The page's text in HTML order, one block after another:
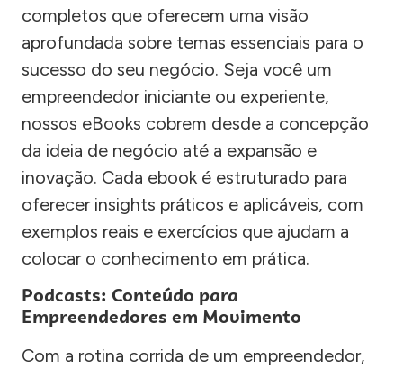
completos que oferecem uma visão
aprofundada sobre temas essenciais para o
sucesso do seu negócio. Seja você um
empreendedor iniciante ou experiente,
nossos eBooks cobrem desde a concepção
da ideia de negócio até a expansão e
inovação. Cada ebook é estruturado para
oferecer insights práticos e aplicáveis, com
exemplos reais e exercícios que ajudam a
colocar o conhecimento em prática.
Podcasts: Conteúdo para
Empreendedores em Movimento
Com a rotina corrida de um empreendedor,